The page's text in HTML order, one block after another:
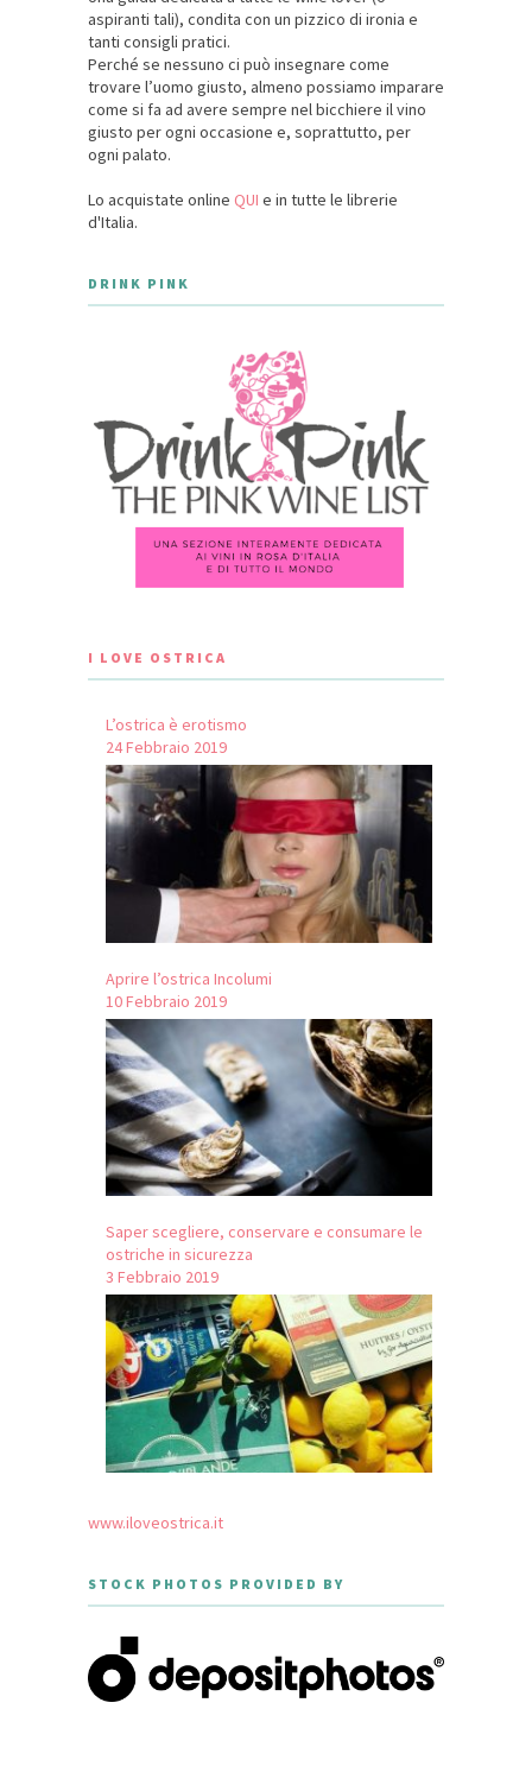
aspiranti tali), condita con un pizzico di ironia e
tanti consigli pratici.
Perché se nessuno ci può insegnare come
trovare l’uomo giusto, almeno possiamo imparare
come si fa ad avere sempre nel bicchiere il vino
giusto per ogni occasione e, soprattutto, per
ogni palato.
Lo acquistate online QUI e in tutte le librerie
d'Italia.
DRINK PINK
I LOVE OSTRICA
L’ostrica è erotismo
24 Febbraio 2019
Aprire l’ostrica Incolumi
10 Febbraio 2019
Saper scegliere, conservare e consumare le
ostriche in sicurezza
3 Febbraio 2019
www.iloveostrica.it
STOCK PHOTOS PROVIDED BY